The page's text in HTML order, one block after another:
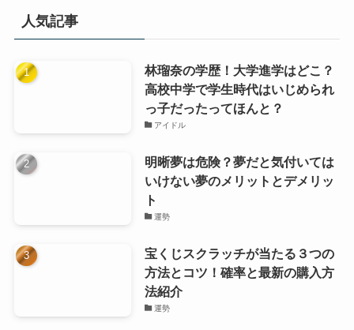
ー
人気記事
林瑠奈の学歴！大学進学はどこ？
高校中学で学生時代はいじめられ
っ子だったってほんと？
アイドル
明晰夢は危険？夢だと気付いては
いけない夢のメリットとデメリッ
ト
運勢
宝くじスクラッチが当たる３つの
方法とコツ！確率と最新の購入方
法紹介
運勢